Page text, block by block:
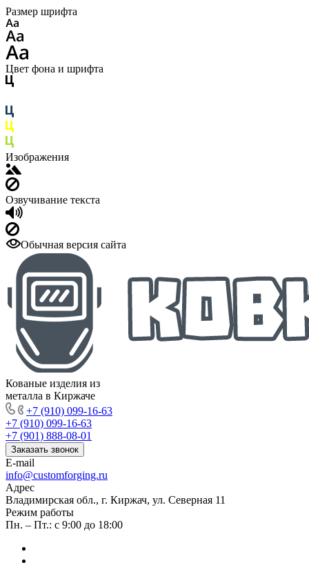
Размер шрифта
Цвет фона и шрифта
Изображения
Озвучивание текста
Обычная версия сайта
Кованые изделия из
металла в Киржаче
+7 (910) 099-16-63
+7 (910) 099-16-63
+7 (901) 888-08-01
Заказать звонок
E-mail
info@customforging.ru
Адрес
Владимирская обл., г. Киржач, ул. Северная 11
Режим работы
Пн. – Пт.: с 9:00 до 18:00